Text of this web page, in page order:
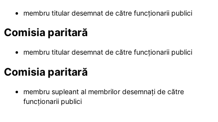
membru titular desemnat de către funcționarii publici
Comisia paritară
membru titular desemnat de către funcționarii publici
Comisia paritară
membru supleant al membrilor desemnați de către
funcționarii publici